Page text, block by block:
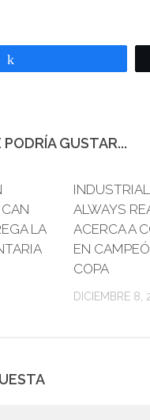
GUSTAR...
LA
ALWAYS
ACERCA A
EN
COPA
DICIEMBRE 8,